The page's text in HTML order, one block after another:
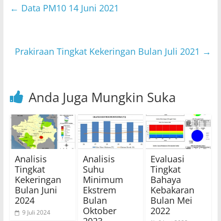
s
p
er e
o
l
← Data PM10 14 Juni 2021
Prakiraan Tingkat Kekeringan Bulan Juli 2021 →
Anda Juga Mungkin Suka
Analisis
Tingkat
Kekeringan
Bulan Juni
2024
9 Juli 2024
Analisis
Suhu
Minimum
Ekstrem
Bulan
Oktober
Evaluasi
Tingkat
Bahaya
Kebakaran
Bulan Mei
2022